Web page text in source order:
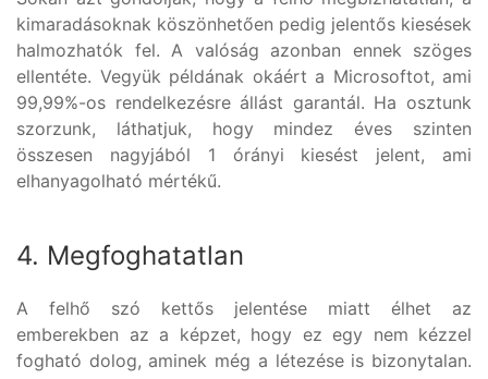
kimaradásoknak köszönhetően pedig jelentős kiesések
halmozhatók fel. A valóság azonban ennek szöges
ellentéte. Vegyük példának okáért a Microsoftot, ami
99,99%-os rendelkezésre állást garantál. Ha osztunk
szorzunk, láthatjuk, hogy mindez éves szinten
összesen nagyjából 1 órányi kiesést jelent, ami
elhanyagolható mértékű.
4. Megfoghatatlan
A felhő szó kettős jelentése miatt élhet az
emberekben az a képzet, hogy ez egy nem kézzel
fogható dolog, aminek még a létezése is bizonytalan.